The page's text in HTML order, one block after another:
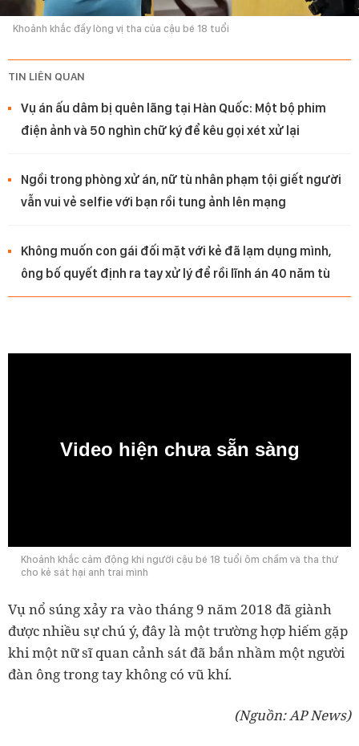
Khoảnh khắc đầy lòng vị tha của cậu bé 18 tuổi
TIN LIÊN QUAN
Vụ án ấu dâm bị quên lãng tại Hàn Quốc: Một bộ phim
điện ảnh và 50 nghìn chữ ký để kêu gọi xét xử lại
Ngồi trong phòng xử án, nữ tù nhân phạm tội giết người
vẫn vui vẻ selfie với bạn rồi tung ảnh lên mạng
Không muốn con gái đối mặt với kẻ đã lạm dụng mình,
ông bố quyết định ra tay xử lý để rồi lĩnh án 40 năm tù
Video hiện chưa sẵn sàng
Khoảnh khắc cảm động khi người cậu bé 18 tuổi ôm chầm và tha thứ
cho kẻ sát hại anh trai mình
Vụ nổ súng xảy ra vào tháng 9 năm 2018 đã giành
được nhiều sự chú ý, đây là một trường hợp hiếm gặp
khi một nữ sĩ quan cảnh sát đã bắn nhầm một người
đàn ông trong tay không có vũ khí.
(Nguồn: AP News)